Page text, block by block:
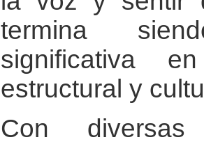
termina
significativa
estructural y
Con